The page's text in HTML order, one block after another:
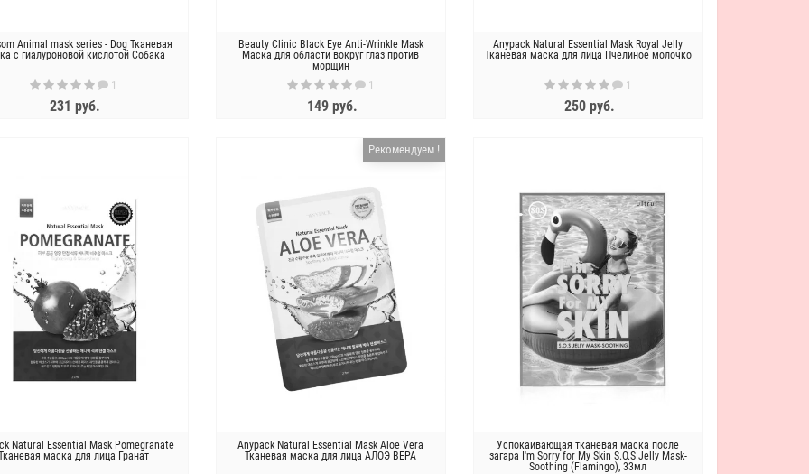
Animal mask series - Dog Тканевая
с гиалуроновой кислотой Собака
1
231 руб.
Beauty Clinic Black Eye Anti-Wrinkle Mask
Маска для области вокруг глаз против
морщин
1
149 руб.
Anypack Natural Essential Mask Royal Jelly
Тканевая маска для лица Пчелиное молочко
1
250 руб.
Natural Essential Mask Pomegranate
маска для лица Гранат
Рекомендуем !
Anypack Natural Essential Mask Aloe Vera
Тканевая маска для лица АЛОЭ ВЕРА
Успокаивающая тканевая маска после
загара I'm Sorry for My Skin S.O.S Jelly Mask-
Soothing (Flamingo), 33мл